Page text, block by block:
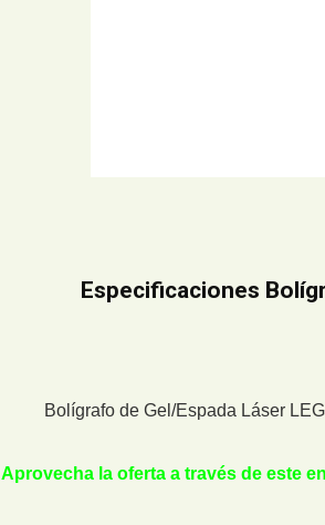
Especificaciones
Bolígrafo de Gel/Espada Láser
Aprovecha la oferta a través de este